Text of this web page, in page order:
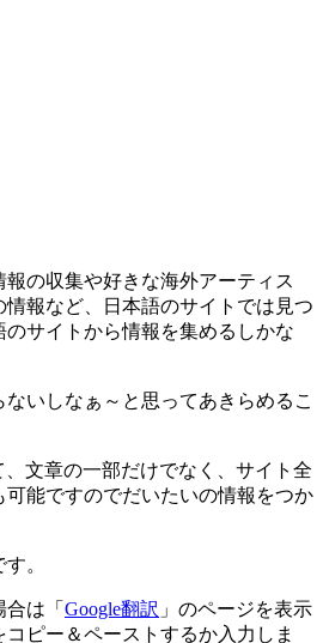
の収集や好きな海外アーティス
情報など、日本語のサイトでは見つ
サイトから情報を集めるしかな
いしなぁ～と思ってあきらめるこ
、文章の一部だけでなく、サイト全
能ですのでだいたいの情報をつか
。
は「 Google翻訳 」のページを表示
ピー＆ペーストするか入力しま